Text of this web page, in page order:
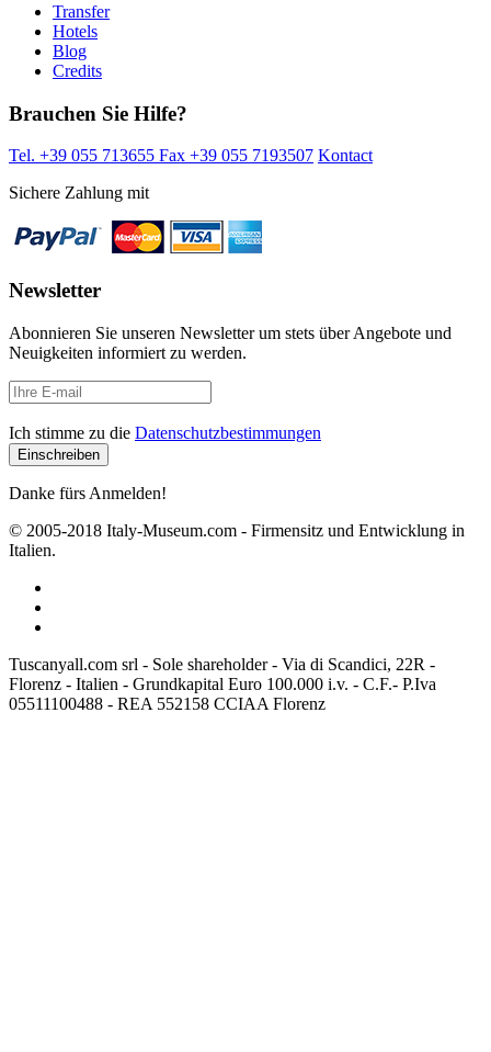
Transfer
Hotels
Blog
Credits
Brauchen Sie Hilfe?
Tel. +39 055 713655 Fax +39 055 7193507 Kontact
Sichere Zahlung mit
Newsletter
Abonnieren Sie unseren Newsletter um stets über Angebote und
Neuigkeiten informiert zu werden.
Ich stimme zu die Datenschutzbestimmungen
Danke fürs Anmelden!
© 2005-2018 Italy-Museum.com - Firmensitz und Entwicklung in
Italien.
Tuscanyall.com srl - Sole shareholder - Via di Scandici, 22R -
Florenz - Italien - Grundkapital Euro 100.000 i.v. - C.F.- P.Iva
05511100488 - REA 552158 CCIAA Florenz